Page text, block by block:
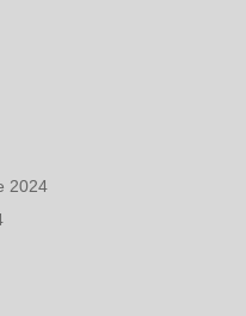
2024